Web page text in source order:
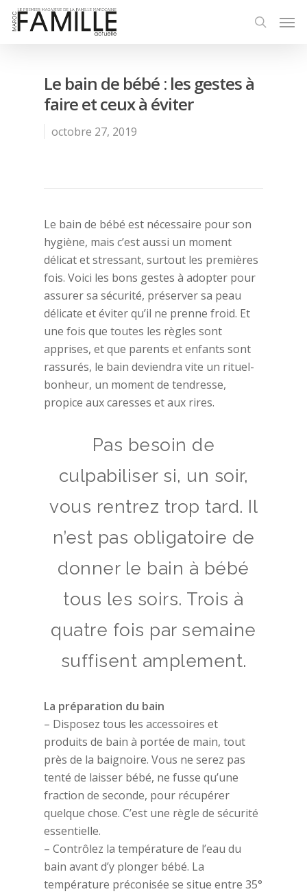
Le bain de bébé : les gestes à
faire et ceux à éviter
octobre 27, 2019
Le bain de bébé est nécessaire pour son
hygiène, mais c’est aussi un moment
délicat et stressant, surtout les premières
fois. Voici les bons gestes à adopter pour
assurer sa sécurité, préserver sa peau
délicate et éviter qu’il ne prenne froid. Et
une fois que toutes les règles sont
apprises, et que parents et enfants sont
rassurés, le bain deviendra vite un rituel-
bonheur, un moment de tendresse,
propice aux caresses et aux rires.
Pas besoin de
culpabiliser si, un soir,
vous rentrez trop tard. Il
n’est pas obligatoire de
donner le bain à bébé
tous les soirs. Trois à
quatre fois par semaine
suffisent amplement.
La préparation du bain
– Disposez tous les accessoires et
produits de bain à portée de main, tout
près de la baignoire. Vous ne serez pas
tenté de laisser bébé, ne fusse qu’une
fraction de seconde, pour récupérer
quelque chose. C’est une règle de sécurité
essentielle.
– Contrôlez la température de l’eau du
bain avant d’y plonger bébé. La
température préconisée se situe entre 35°